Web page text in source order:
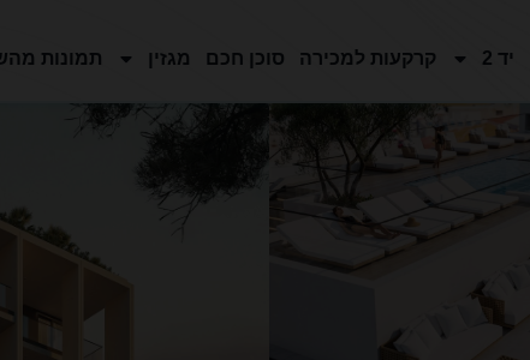
יד 2 קרקעות למכירה סוכן חכם מגזין תמונות